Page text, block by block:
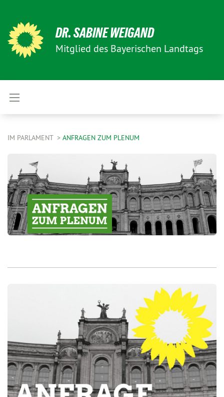
DR. SABINE WEIGAND
Mitglied des Bayerischen Landtags
IM PARLAMENT ANFRAGEN ZUM PLENUM